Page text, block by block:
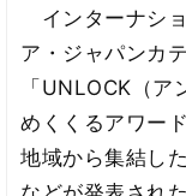
インターナシ
ア・ジャパンカ
「UNLOCK（
めくくるアワー
地域から集結し